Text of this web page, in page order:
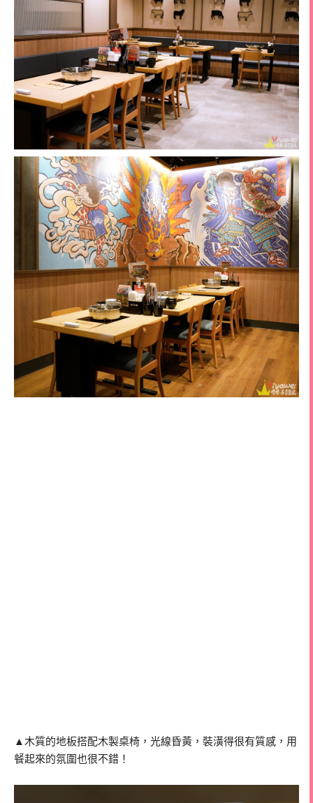
▲木質的地板搭配木製桌椅，光線昏黃，裝潢得很有質感，用
餐起來的氛圍也很不錯！